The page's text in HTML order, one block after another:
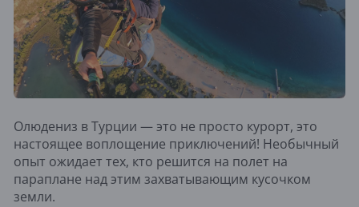
Олюдениз в Турции — это не просто курорт, это
настоящее воплощение приключений! Необычный
опыт ожидает тех, кто решится на полет на
параплане над этим захватывающим кусочком
земли.